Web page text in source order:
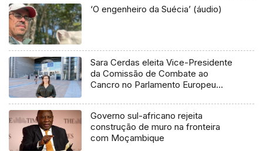
‘O engenheiro da Suécia’ (áudio)
Sara Cerdas eleita Vice-Presidente
da Comissão de Combate ao
Cancro no Parlamento Europeu
Governo sul-africano rejeita
construção de muro na fronteira
com Moçambique